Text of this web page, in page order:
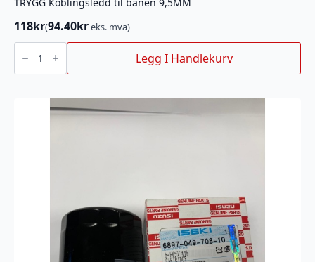
118kr(94.40kreks. mva)
TRYGG
Koblingsledd
banen
Legg I Handlekurv